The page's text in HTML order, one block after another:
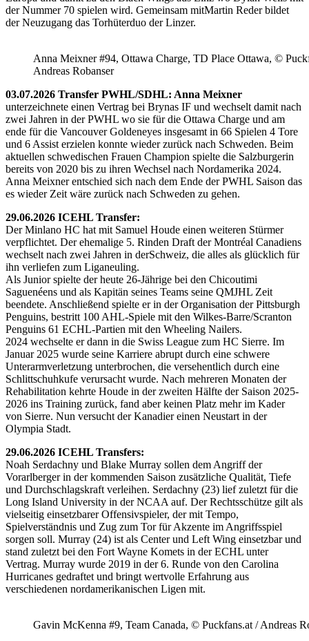
der Nummer 70 spielen wird. Gemeinsam mitMartin Reder bildet
der Neuzugang das Torhüterduo der Linzer.
Anna Meixner #94, Ottawa Charge, TD Place Ottawa, ©
Andreas Robanser
03.07.2026 Transfer PWHL/SDHL: Anna Meixner
unterzeichnete einen Vertrag bei Brynas IF und wechselt damit nach
zwei Jahren in der PWHL wo sie für die Ottawa Charge und am
ende für die Vancouver Goldeneyes insgesamt in 66 Spielen 4 Tore
und 6 Assist erzielen konnte wieder zurück nach Schweden. Beim
aktuellen schwedischen Frauen Champion spielte die Salzburgerin
bereits von 2020 bis zu ihren Wechsel nach Nordamerika 2024.
Anna Meixner entschied sich nach dem Ende der PWHL Saison das
es wieder Zeit wäre zurück nach Schweden zu gehen.
29.06.2026 ICEHL Transfer:
Der Minlano HC hat mit Samuel Houde einen weiteren Stürmer
verpflichtet. Der ehemalige 5. Rinden Draft der Montréal Canadiens
wechselt nach zwei Jahren in derSchweiz, die alles als glücklich für
ihn verliefen zum Liganeuling.
Als Junior spielte der heute 26-Jährige bei den Chicoutimi
Saguenéens und als Kapitän seines Teams seine QMJHL Zeit
beendete. Anschließend spielte er in der Organisation der Pittsburgh
Penguins, bestritt 100 AHL-Spiele mit den Wilkes-Barre/Scranton
Penguins 61 ECHL-Partien mit den Wheeling Nailers.
2024 wechselte er dann in die Swiss League zum HC Sierre. Im
Januar 2025 wurde seine Karriere abrupt durch eine schwere
Unterarmverletzung unterbrochen, die versehentlich durch eine
Schlittschuhkufe verursacht wurde. Nach mehreren Monaten der
Rehabilitation kehrte Houde in der zweiten Hälfte der Saison 2025-
2026 ins Training zurück, fand aber keinen Platz mehr im Kader
von Sierre. Nun versucht der Kanadier einen Neustart in der
Olympia Stadt.
29.06.2026 ICEHL Transfers:
Noah Serdachny und Blake Murray sollen dem Angriff der
Vorarlberger in der kommenden Saison zusätzliche Qualität, Tiefe
und Durchschlagskraft verleihen. Serdachny (23) lief zuletzt für die
Long Island University in der NCAA auf. Der Rechtsschütze gilt als
vielseitig einsetzbarer Offensivspieler, der mit Tempo,
Spielverständnis und Zug zum Tor für Akzente im Angriffsspiel
sorgen soll. Murray (24) ist als Center und Left Wing einsetzbar und
stand zuletzt bei den Fort Wayne Komets in der ECHL unter
Vertrag. Murray wurde 2019 in der 6. Runde von den Carolina
Hurricanes gedraftet und bringt wertvolle Erfahrung aus
verschiedenen nordamerikanischen Ligen mit.
Gavin McKenna #9, Team Canada, © Puckfans.at / Andreas